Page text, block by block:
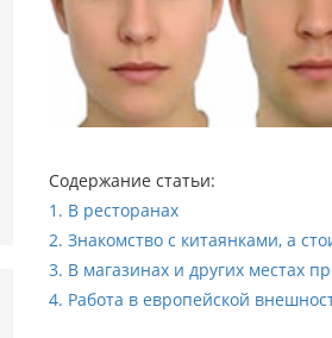
Содержание статьи:
1. В ресторанах
2. Знакомство с китаянками, а
3. В магазинах и других местах
4. Работа в европейской